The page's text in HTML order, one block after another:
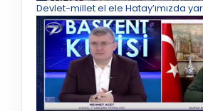
Devlet-millet el ele Hatay’ımızda